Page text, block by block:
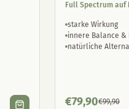
Full Spectrum auf
starke Wirkung
innere Balance &
natürliche
€79,90€99,90